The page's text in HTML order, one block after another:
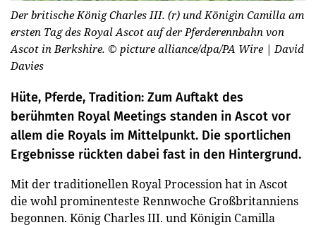
Der britische König Charles III. (r) und Königin Camilla am
ersten Tag des Royal Ascot auf der Pferderennbahn von
Ascot in Berkshire. © picture alliance/dpa/PA Wire | David
Davies
Hüte, Pferde, Tradition: Zum Auftakt des
berühmten Royal Meetings standen in Ascot vor
allem die Royals im Mittelpunkt. Die sportlichen
Ergebnisse rückten dabei fast in den Hintergrund.
Mit der traditionellen Royal Procession hat in Ascot
die wohl prominenteste Rennwoche Großbritanniens
begonnen. König Charles III. und Königin Camilla